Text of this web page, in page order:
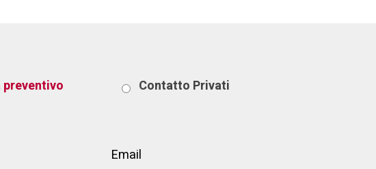
Contatto Privati